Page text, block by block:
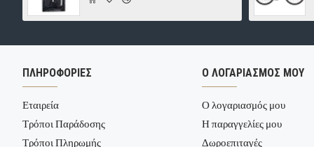
ΠΛΗΡΟΦΟΡΙΕΣ
Εταιρεία
Τρόποι Παράδοσης
Τρόποι Πληρωμής
Ο ΛΟΓΑΡΙΑΣΜΟΣ ΜΟΥ
Ο λογαριασμός μου
Η παραγγελίες μου
Δωροεπιταγές